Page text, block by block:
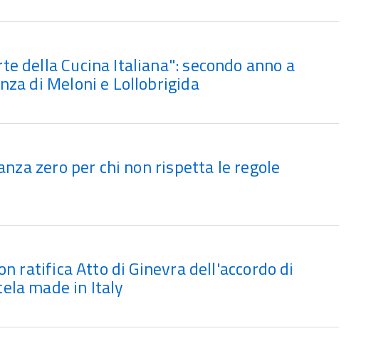
della Cucina Italiana": secondo anno a
di Meloni e Lollobrigida
zero per chi non rispetta le regole
ratifica Atto di Ginevra dell'accordo di
made in Italy